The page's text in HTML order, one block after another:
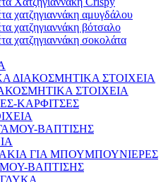
χατζηγιαννάκη αμυγδάλου
χατζηγιαννάκη βότσαλο
χατζηγιαννάκη σοκολάτα
ΔΙΑΚΟΣΜΗΤΙΚΑ ΣΤΟΙΧΕΙΑ
ΣΤΟΙΧΕΙΑ
ΚΑΡΦΙΤΣΕΣ
ΒΑΠΤΙΣΗΣ
ΓΙΑ ΜΠΟΥΜΠΟΥΝΙΕΡΕΣ
ΒΑΠΤΙΣΗΣ